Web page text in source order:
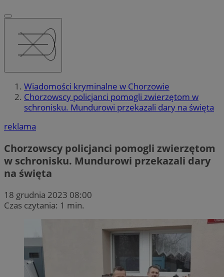
Wiadomości kryminalne w Chorzowie
Chorzowscy policjanci pomogli zwierzętom w
schronisku. Mundurowi przekazali dary na święta
reklama
Chorzowscy policjanci pomogli zwierzętom
w schronisku. Mundurowi przekazali dary
na święta
18 grudnia 2023 08:00
Czas czytania: 1 min.